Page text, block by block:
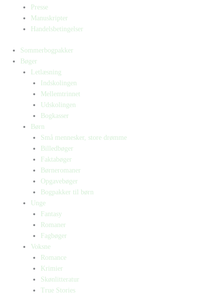
Presse
Manuskripter
Handelsbetingelser
Sommerbogpakker
Bøger
Letlæsning
Indskolingen
Mellemtrinnet
Udskolingen
Bogkasser
Børn
Små mennesker, store drømme
Billedbøger
Faktabøger
Børneromaner
Opgavebøger
Bogpakker til børn
Unge
Fantasy
Romaner
Fagbøger
Voksne
Romance
Krimier
Skønlitteratur
True Stories